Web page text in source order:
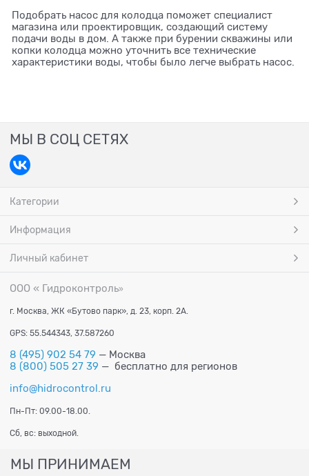
Подобрать насос для колодца поможет специалист
магазина или проектировщик, создающий систему
подачи воды в дом. А также при бурении скважины или
копки колодца можно уточнить все технические
характеристики воды, чтобы было легче выбрать насос.
МЫ В СОЦ СЕТЯХ
Категории
Информация
Личный кабинет
ООО « Гидроконтроль»
г. Москва, ЖК «Бутово парк», д. 23, корп. 2А.
GPS: 55.544343, 37.587260
8 (495) 902 54 79 — Москва
8 (800) 505 27 39 — бесплатно для регионов
info@hidrocontrol.ru
Пн-Пт: 09.00-18.00.
Сб, вс: выходной.
МЫ ПРИНИМАЕМ